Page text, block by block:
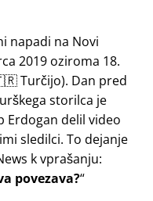
napadi na Novi
2019 oziroma 18.
Turčijo). Dan pred
storilca je
Erdogan delil video
sledilci. To dejanje
k vprašanju:
povezava?